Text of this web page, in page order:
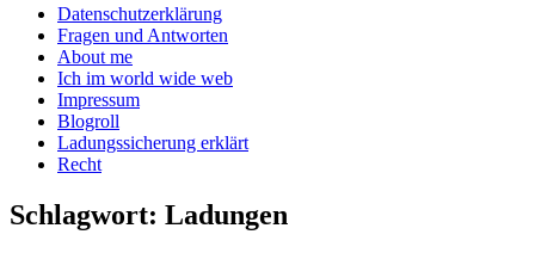
Facebook
anzeigen
Twitter
anzeigen
auf
Instagram
anzeigen
Main
menu
Skip
content
Datenschutzerklärung
Fragen und Antworten
About me
Ich im world wide web
Impressum
Blogroll
Ladungssicherung erklärt
Recht
Schlagwort: Ladungen